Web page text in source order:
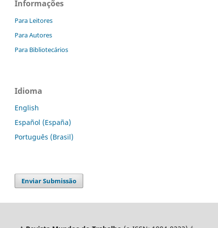
Informações
Para Leitores
Para Autores
Para Bibliotecários
Idioma
English
Español (España)
Português (Brasil)
Enviar Submissão